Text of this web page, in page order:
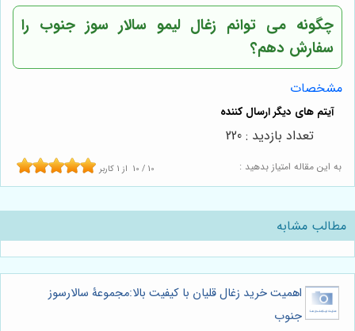
چگونه می توانم زغال لیمو سالار سوز جنوب را
سفارش دهم؟
مشخصات
به این مقاله امتیاز بدهید : 10 / 10 از 1 کاربر
تعداد بازدید : 220
مطالب مشابه
اهمیت خرید زغال قلیان با کیفیت بالا:مجموعۀ سالارسوز
جنوب